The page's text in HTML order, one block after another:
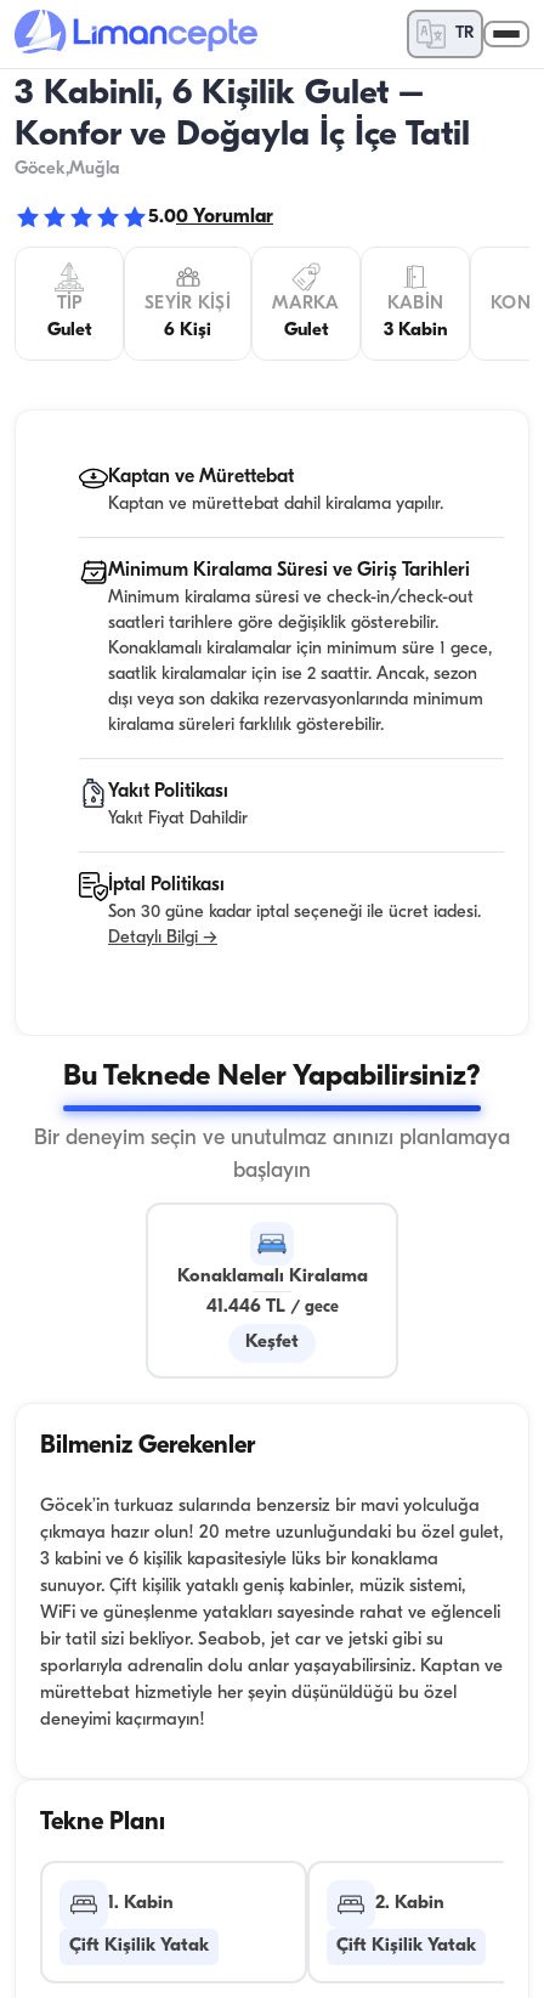
TR
3 Kabinli, 6 Kişilik Gulet –
Konfor ve Doğayla İç İçe Tatil
Göcek,Muğla
5.00 Yorumlar
TIP
Gulet
SEYIR KIŞI
6 Kişi
MARKA
Gulet
KABIN
3 Kabin
Kaptan ve Mürettebat
Kaptan ve mürettebat dahil kiralama yapılır.
Minimum Kiralama Süresi ve Giriş Tarihleri
Minimum kiralama süresi ve check-in/check-out
saatleri tarihlere göre değişiklik gösterebilir.
Konaklamalı kiralamalar için minimum süre 1 gece,
saatlik kiralamalar için ise 2 saattir. Ancak, sezon
dışı veya son dakika rezervasyonlarında minimum
kiralama süreleri farklılık gösterebilir.
Yakıt Politikası
Yakıt Fiyat Dahildir
İptal Politikası
Son 30 güne kadar iptal seçeneği ile ücret iadesi.
Detaylı Bilgi →
Bu Teknede Neler Yapabilirsiniz?
Bir deneyim seçin ve unutulmaz anınızı planlamaya
başlayın
Konaklamalı Kiralama
41.446 TL/ gece
Keşfet
Bilmeniz Gerekenler
Göcek’in turkuaz sularında benzersiz bir mavi yolculuğa
çıkmaya hazır olun! 20 metre uzunluğundaki bu özel gulet,
3 kabini ve 6 kişilik kapasitesiyle lüks bir konaklama
sunuyor. Çift kişilik yataklı geniş kabinler, müzik sistemi,
WiFi ve güneşlenme yatakları sayesinde rahat ve eğlenceli
bir tatil sizi bekliyor. Seabob, jet car ve jetski gibi su
sporlarıyla adrenalin dolu anlar yaşayabilirsiniz. Kaptan ve
mürettebat hizmetiyle her şeyin düşünüldüğü bu özel
deneyimi kaçırmayın!
Tekne Planı
1. Kabin
Çift Kişilik Yatak
2. Kabin
Çift Kişilik Yatak